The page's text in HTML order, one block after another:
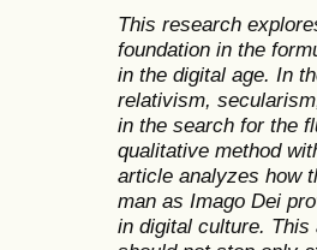
This research
foundation in the
in the digital age. In
relativism,
in the search for the
qualitative method
article analyzes how
man as Imago Dei
in digital culture.